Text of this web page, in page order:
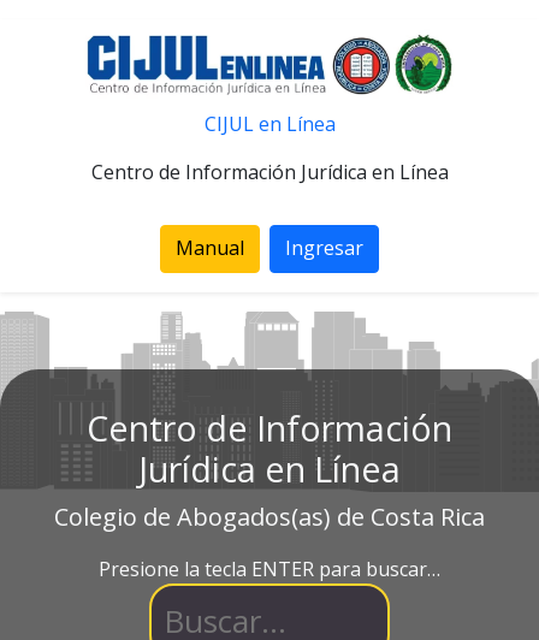
CIJUL en Línea
Centro de Información Jurídica en Línea
Manual Ingresar
Centro de Información
Jurídica en Línea
Colegio de Abogados(as) de Costa Rica
Presione la tecla ENTER para buscar…